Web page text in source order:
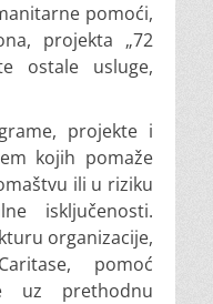
pomoći,
projekta „72
ostale usluge,
projekte i
kojih pomaže
ili u riziku
isključenosti.
organizacije,
pomoć
uz prethodnu